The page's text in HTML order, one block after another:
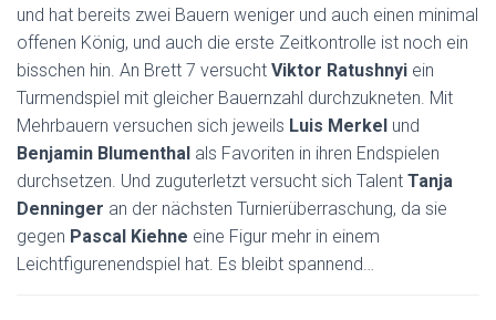
und hat bereits zwei Bauern weniger und auch einen minimal
offenen König, und auch die erste Zeitkontrolle ist noch ein
bisschen hin. An Brett 7 versucht Viktor Ratushnyi ein
Turmendspiel mit gleicher Bauernzahl durchzukneten. Mit
Mehrbauern versuchen sich jeweils Luis Merkel und
Benjamin Blumenthal als Favoriten in ihren Endspielen
durchsetzen. Und zuguterletzt versucht sich Talent Tanja
Denninger an der nächsten Turnierüberraschung, da sie
gegen Pascal Kiehne eine Figur mehr in einem
Leichtfigurenendspiel hat. Es bleibt spannend…